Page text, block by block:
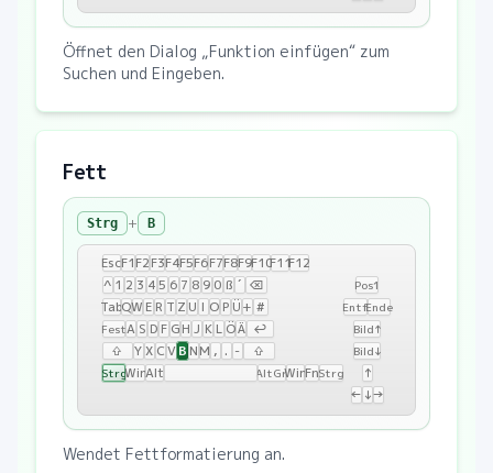
Öffnet den Dialog „Funktion einfügen“ zum
Suchen und Eingeben.
Fett
Strg + B
EscF1F2F3F4F5F6F7F8F9F10F11F12
^ 1 2 3 4 5 6 7 8 9 0 ß ´ ⌫
TabQWE R T Z U I OP Ü+ #
FestA S D F GH J K L ÖÄ ↩
⇧
Y X CVBNM , . - ⇧
StrgWinAlt AltGrWinFnStrg
Pos1
EntfEnde
Bild↑
Bild↓
↑
← ↓→
Wendet Fettformatierung an.